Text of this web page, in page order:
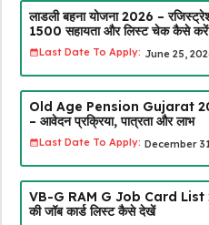
लाडली बहना योजना 2026 –
₹1500 सहायता और लिस्ट चेक कैसे
Last Date To Apply: June 25,
Old Age Pension Gujarat
– आवेदन प्रक्रिया, पात्रता और लाभ
Last Date To Apply: December
VB-G RAM G Job Card List
की जॉब कार्ड लिस्ट कैसे देखें